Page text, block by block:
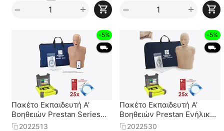
+
− +
−
-5%
⛟
Πακέτο Εκπαιδευτή Α'
Βοηθειών Prestan Series
2000 + Εκπ. Απινιδωτής
2022513
-5%
⛟
Πακέτο Εκπαιδευτή Α'
Βοηθειών Prestan Ενήλικα
Jaw Thrust + Εκπ.
2022530